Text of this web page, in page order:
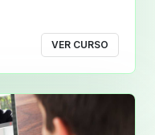
VER CURSO